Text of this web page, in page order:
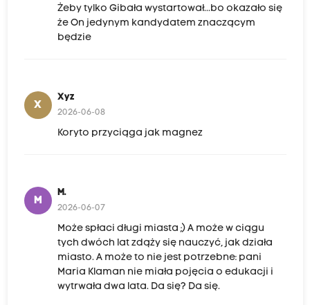
Żeby tylko Gibała wystartował...bo okazało się
że On jedynym kandydatem znaczącym
będzie
X
Xyz
2026-06-08
Koryto przyciąga jak magnez
M
M.
2026-06-07
Może spłaci długi miasta ;) A może w ciągu
tych dwóch lat zdąży się nauczyć, jak działa
miasto. A może to nie jest potrzebne: pani
Maria Klaman nie miała pojęcia o edukacji i
wytrwała dwa lata. Da się? Da się.